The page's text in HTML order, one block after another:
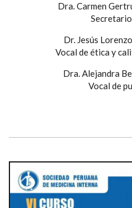
Dra. Carmen
Dr. Jesús
Vocal de ética y
Dra. Alejandra
Vocal de